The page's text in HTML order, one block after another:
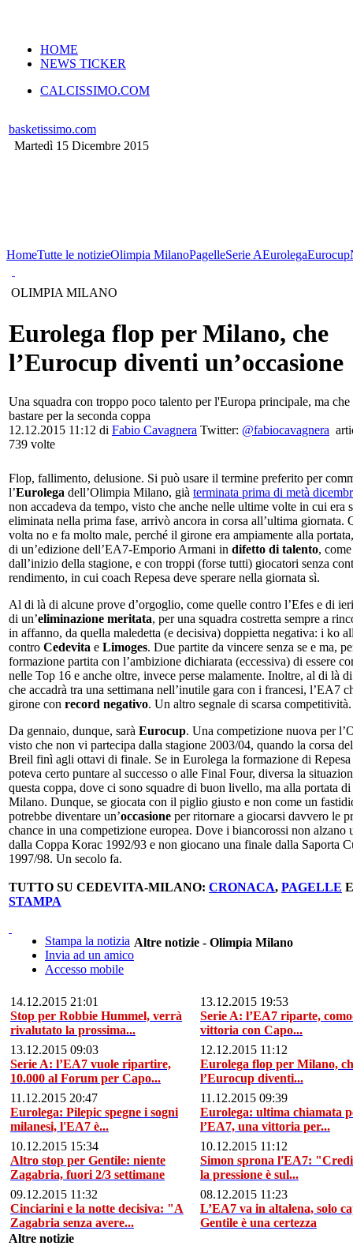
HOME
NEWS TICKER
CALCISSIMO.COM
basketissimo.com
Martedì 15 Dicembre 2015
HomeTutte le notizieOlimpia MilanoPagelleSerie AEurolegaEurocup
OLIMPIA MILANO
Eurolega flop per Milano, che
l’Eurocup diventi un’occasione
Una squadra con troppo poco talento per l'Europa principale, ma che
bastare per la seconda coppa
12.12.2015 11:12 di Fabio Cavagnera Twitter: @fabiocavagnera
739 volte
Flop, fallimento, delusione. Si può usare il termine preferito per
l’Eurolega dell’Olimpia Milano, già terminata prima di metà
non accadeva da tempo, visto che anche nelle ultime volte in cui era
eliminata nella prima fase, arrivò ancora in corsa all’ultima giornata.
volta no e fa molto male, perché il girone era ampiamente alla
di un’edizione dell’EA7-Emporio Armani in difetto di talento,
dall’inizio della stagione, e con troppi (forse tutti) giocatori senza
rendimento, in cui coach Repesa deve sperare nella giornata sì.
Al di là di alcune prove d’orgoglio, come quelle contro l’Efes e di
di un’eliminazione meritata, per una squadra costretta sempre a
in affanno, da quella maledetta (e decisiva) doppietta negativa: i ko
contro Cedevita e Limoges. Due partite da vincere senza se e ma,
formazione partita con l’ambizione dichiarata (eccessiva) di essere
nelle Top 16 e anche oltre, invece perse malamente. Inoltre, al di là
che accadrà tra una settimana nell’inutile gara con i francesi, l’EA7
girone con record negativo. Un altro segnale di scarsa competitività.
Da gennaio, dunque, sarà Eurocup. Una competizione nuova per
visto che non vi partecipa dalla stagione 2003/04, quando la corsa
Breil finì agli ottavi di finale. Se in Eurolega la formazione di Repesa
poteva certo puntare al successo o alle Final Four, diversa la
questa coppa, dove ci sono squadre di buon livello, ma alla portata di
Milano. Dunque, se giocata con il piglio giusto e non come un
potrebbe diventare un’occasione per ritornare a giocarsi davvero le
chance in una competizione europea. Dove i biancorossi non alzano
dalla Coppa Korac 1992/93 e non giocano una finale dalla Saporta
1997/98. Un secolo fa.
TUTTO SU CEDEVITA-MILANO: CRONACA, PAGELLE
STAMPA
Stampa la notizia
Invia ad un amico
Accesso mobile
Altre notizie - Olimpia Milano
14.12.2015 21:01
Stop per Robbie Hummel, verrà
rivalutato la prossima...
13.12.2015 19:53
Serie A: l’EA7 riparte,
vittoria con Capo...
13.12.2015 09:03
Serie A: l’EA7 vuole ripartire,
10.000 al Forum per Capo...
12.12.2015 11:12
Eurolega flop per Milano,
l’Eurocup diventi...
11.12.2015 20:47
Eurolega: Pilepic spegne i sogni
milanesi, l'EA7 è...
11.12.2015 09:39
Eurolega: ultima chiamata
l’EA7, una vittoria per...
10.12.2015 15:34
Altro stop per Gentile: niente
Zagabria, fuori 2/3 settimane
10.12.2015 11:12
Simon sprona l'EA7:
la pressione è sul...
09.12.2015 11:32
Cinciarini e la notte decisiva: "A
Zagabria senza avere...
08.12.2015 11:23
L’EA7 va in altalena, solo
Gentile è una certezza
Altre notizie